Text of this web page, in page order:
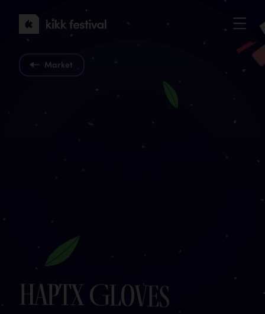
KIKK
Festival
2022
Market
HaptXGloves